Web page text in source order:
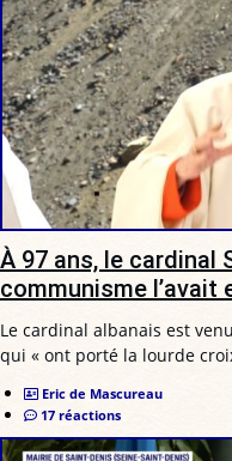
À 97 ans, le cardinal
communisme l’avait
Le cardinal albanais est
qui « ont porté la lourde
Eric de Mascureau
17 réactions